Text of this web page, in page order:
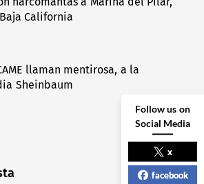
California
llaman mentirosa, a la
Sheinbaum
Follow us on
Social Media
x
facebook